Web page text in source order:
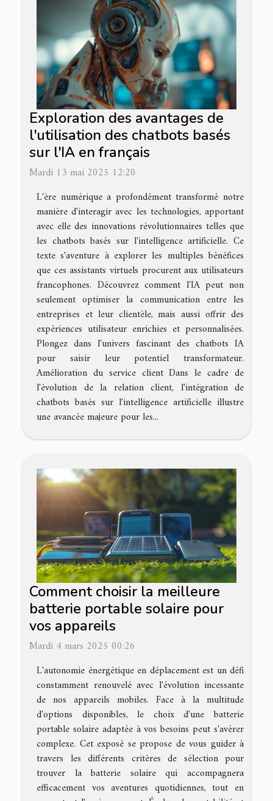
Exploration des avantages de
l'utilisation des chatbots basés
sur l'IA en français
Mardi 13 mai 2025 12:20
L'ère numérique a profondément transformé notre
manière d'interagir avec les technologies, apportant
avec elle des innovations révolutionnaires telles que
les chatbots basés sur l'intelligence artificielle. Ce
texte s'aventure à explorer les multiples bénéfices
que ces assistants virtuels procurent aux utilisateurs
francophones. Découvrez comment l'IA peut non
seulement optimiser la communication entre les
entreprises et leur clientèle, mais aussi offrir des
expériences utilisateur enrichies et personnalisées.
Plongez dans l'univers fascinant des chatbots IA
pour saisir leur potentiel transformateur.
Amélioration du service client Dans le cadre de
l'évolution de la relation client, l'intégration de
chatbots basés sur l'intelligence artificielle illustre
une avancée majeure pour les...
Comment choisir la meilleure
batterie portable solaire pour
vos appareils
Mardi 4 mars 2025 00:26
L'autonomie énergétique en déplacement est un défi
constamment renouvelé avec l'évolution incessante
de nos appareils mobiles. Face à la multitude
d'options disponibles, le choix d'une batterie
portable solaire adaptée à vos besoins peut s'avérer
complexe. Cet exposé se propose de vous guider à
travers les différents critères de sélection pour
trouver la batterie solaire qui accompagnera
efficacement vos aventures quotidiennes, tout en